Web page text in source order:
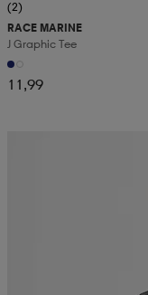
(2)
RACE MARINE
J Graphic Tee
11,99